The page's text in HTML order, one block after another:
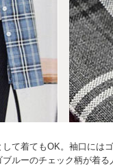
て着てもOK。袖口には
ルーのチェック柄が着る